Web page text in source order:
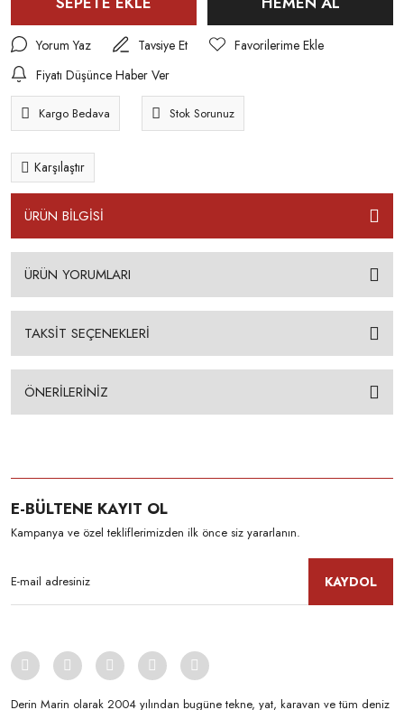
Yorum Yaz
Tavsiye Et
Fiyatı Düşünce Haber Ver
Kargo Bedava Stok Sorunuz
Karşılaştır
ÜRÜN BİLGİSİ
ÜRÜN YORUMLARI
TAKSİT SEÇENEKLERİ
ÖNERİLERİNİZ
E-BÜLTENE KAYIT OL
Kampanya ve özel tekliflerimizden ilk önce siz yararlanın.
KAYDOL
Derin Marin olarak 2004 yılından bugüne tekne, yat, karavan ve tüm deniz